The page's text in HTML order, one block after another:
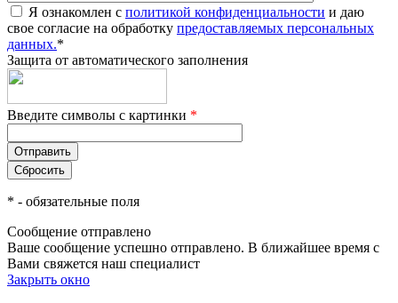
Я ознакомлен с политикой конфиденциальности и даю
свое согласие на обработку предоставляемых персональных
данных.*
Защита от автоматического заполнения
Введите символы с картинки *
* - обязательные поля
Сообщение отправлено
Ваше сообщение успешно отправлено. В ближайшее время с
Вами свяжется наш специалист
Закрыть окно